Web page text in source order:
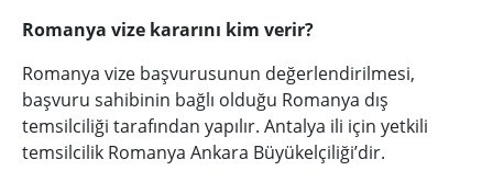
Romanya vize kararını kim verir?
Romanya vize başvurusunun değerlendirilmesi,
başvuru sahibinin bağlı olduğu Romanya dış
temsilciliği tarafından yapılır. Antalya ili için yetkili
temsilcilik Romanya Ankara Büyükelçiliği’dir.